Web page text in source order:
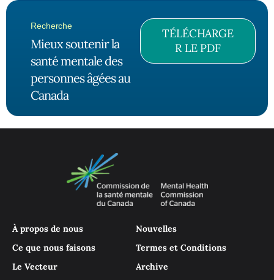
Recherche
Mieux soutenir la
santé mentale des
personnes âgées au
Canada
TÉLÉCHARGE
R LE PDF
À propos de nous
Ce que nous faisons
Le Vecteur
Nouvelles
Termes et Conditions
Archive